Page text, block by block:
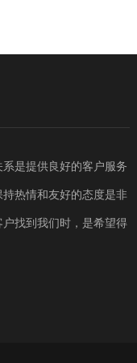
是提供良好的客户服务
热情和友好的态度是非
找到我们时，是希望得